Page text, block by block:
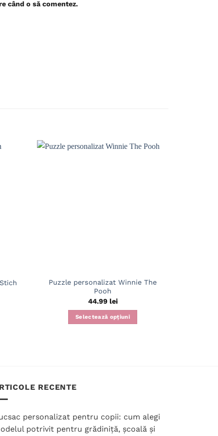
când o să comentez.
Puzzle personalizat Winnie The
Pooh
44.99 lei
Selectează opțiuni
RECENTE
personalizat pentru copii: cum alegi
potrivit pentru grădiniță, școală și